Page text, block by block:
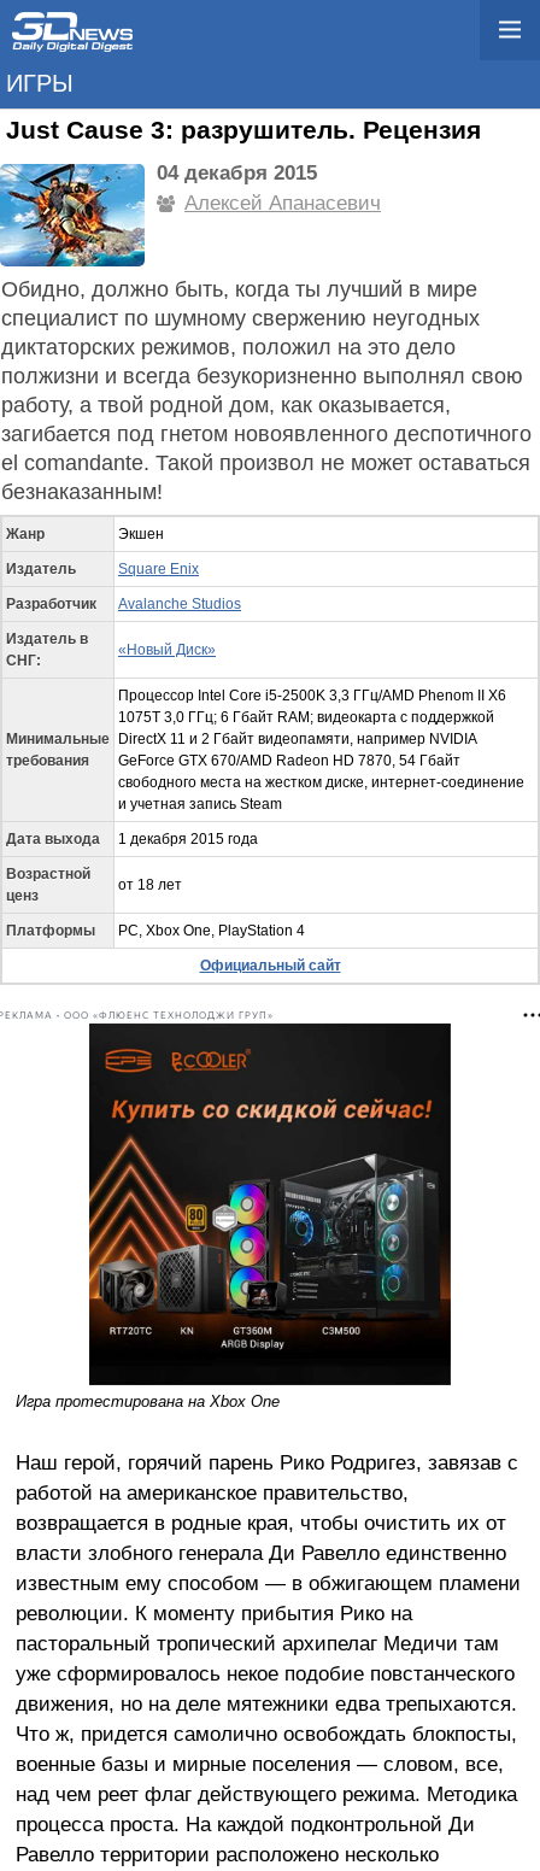
ИГРЫ
Just Cause 3: разрушитель. Рецензия
04 декабря 2015
Алексей Апанасевич
Обидно, должно быть, когда ты лучший в мире
специалист по шумному свержению неугодных
диктаторских режимов, положил на это дело
полжизни и всегда безукоризненно выполнял свою
работу, а твой родной дом, как оказывается,
загибается под гнетом новоявленного деспотичного
el comandante. Такой произвол не может оставаться
безнаказанным!
Жанр Экшен
Издатель Square Enix
Разработчик Avalanche Studios
Издатель в
СНГ:
«Новый Диск»
Минимальные
требования
Процессор Intel Core i5-2500K 3,3 ГГц/AMD Phenom II X6
1075T 3,0 ГГц; 6 Гбайт RAM; видеокарта с поддержкой
DirectX 11 и 2 Гбайт видеопамяти, например NVIDIA
GeForce GTX 670/AMD Radeon HD 7870, 54 Гбайт
свободного места на жестком диске, интернет-соединение
и учетная запись Steam
Дата выхода 1 декабря 2015 года
Возрастной
ценз
от 18 лет
Платформы PC, Xbox One, PlayStation 4
Официальный сайт
• ООО «ФЛЮЕНС ТЕХНОЛОДЖИ ГРУП»
Игра протестирована на Xbox One
Наш герой, горячий парень Рико Родригез, завязав с
работой на американское правительство,
возвращается в родные края, чтобы очистить их от
власти злобного генерала Ди Равелло единственно
известным ему способом — в обжигающем пламени
революции. К моменту прибытия Рико на
пасторальный тропический архипелаг Медичи там
уже сформировалось некое подобие повстанческого
движения, но на деле мятежники едва трепыхаются.
Что ж, придется самолично освобождать блокпосты,
военные базы и мирные поселения — словом, все,
над чем реет флаг действующего режима. Методика
процесса проста. На каждой подконтрольной Ди
Равелло территории расположено несколько